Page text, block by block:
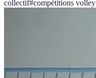
collectif#compétitions volley